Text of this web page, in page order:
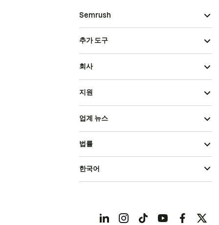
Semrush
추가 도구
회사
지원
업계 뉴스
법률
한국어